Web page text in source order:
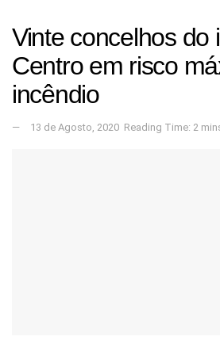
Vinte concelhos do
Centro em risco
incêndio
13 de Agosto, 2020 Reading Time: 2